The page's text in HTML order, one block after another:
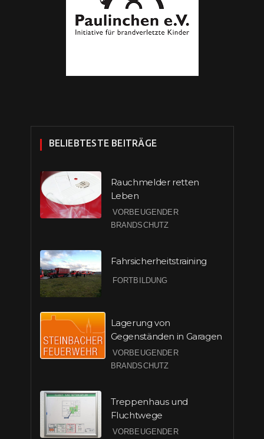
BELIEBTESTE BEITRÄGE
Rauchmelder retten
Leben
VORBEUGENDER
BRANDSCHUTZ
Fahrsicherheitstraining
FORTBILDUNG
Lagerung von
Gegenständen in Garagen
VORBEUGENDER
BRANDSCHUTZ
Treppenhaus und
Fluchtwege
VORBEUGENDER